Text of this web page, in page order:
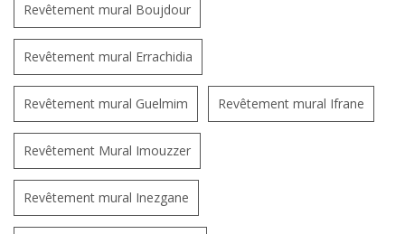
Revêtement mural Boujdour
Revêtement mural Errachidia
Revêtement mural Guelmim Revêtement mural Ifrane
Revêtement Mural Imouzzer
Revêtement mural Inezgane